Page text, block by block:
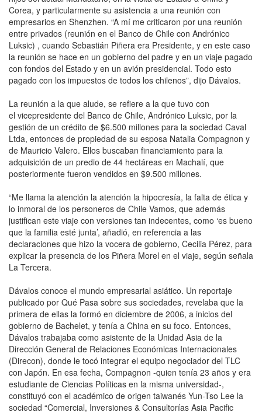
Corea, y particularmente su asistencia a una reunión con
empresarios en Shenzhen. “A mí me criticaron por una reunión
entre privados (reunión en el Banco de Chile con Andrónico
Luksic) , cuando Sebastián Piñera era Presidente, y en este caso
la reunión se hace en un gobierno del padre y en un viaje pagado
con fondos del Estado y en un avión presidencial. Todo esto
pagado con los impuestos de todos los chilenos”, dijo Dávalos.
La reunión a la que alude, se refiere a la que tuvo con
el vicepresidente del Banco de Chile, Andrónico Luksic, por la
gestión de un crédito de $6.500 millones para la sociedad Caval
Ltda, entonces de propiedad de su esposa Natalia Compagnon y
de Mauricio Valero. Ellos buscaban financiamiento para la
adquisición de un predio de 44 hectáreas en Machalí, que
posteriormente fueron vendidos en $9.500 millones.
“Me llama la atención la atención la hipocresía, la falta de ética y
lo inmoral de los personeros de Chile Vamos, que además
justifican este viaje con versiones tan indecentes, como ‘es bueno
que la familia esté junta’, añadió, en referencia a las
declaraciones que hizo la vocera de gobierno, Cecilia Pérez, para
explicar la presencia de los Piñera Morel en el viaje, según señala
La Tercera.
Dávalos conoce el mundo empresarial asiático. Un reportaje
publicado por Qué Pasa sobre sus sociedades, revelaba que la
primera de ellas la formó en diciembre de 2006, a inicios del
gobierno de Bachelet, y tenía a China en su foco. Entonces,
Dávalos trabajaba como asistente de la Unidad Asia de la
Dirección General de Relaciones Económicas Internacionales
(Direcon), donde le tocó integrar el equipo negociador del TLC
con Japón. En esa fecha, Compagnon -quien tenía 23 años y era
estudiante de Ciencias Políticas en la misma universidad-,
constituyó con el académico de origen taiwanés Yun-Tso Lee la
sociedad “Comercial, Inversiones & Consultorías Asia Pacific